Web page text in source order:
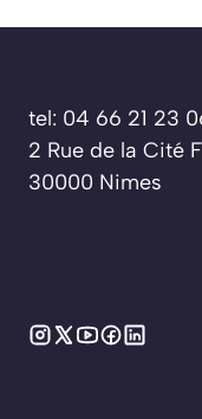
tel: 04 66 21 23
2 Rue de la Cité
30000 Nimes